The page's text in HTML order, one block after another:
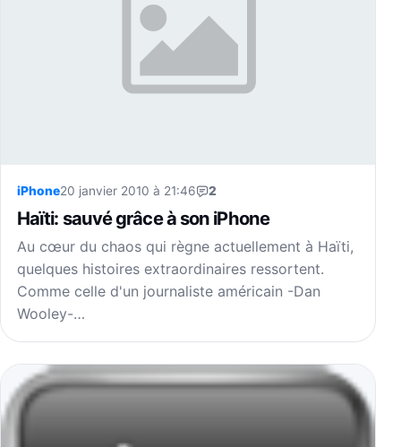
iPhone20 janvier 2010 à 21:46 2
Haïti: sauvé grâce à son iPhone
Au cœur du chaos qui règne actuellement à Haïti,
quelques histoires extraordinaires ressortent.
Comme celle d'un journaliste américain -Dan
Wooley-…